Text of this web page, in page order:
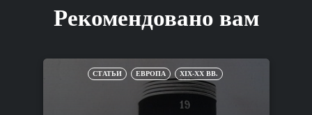
Рекомендовано вам
СТАТЬИ ЕВРОПА XIX-XX ВВ.